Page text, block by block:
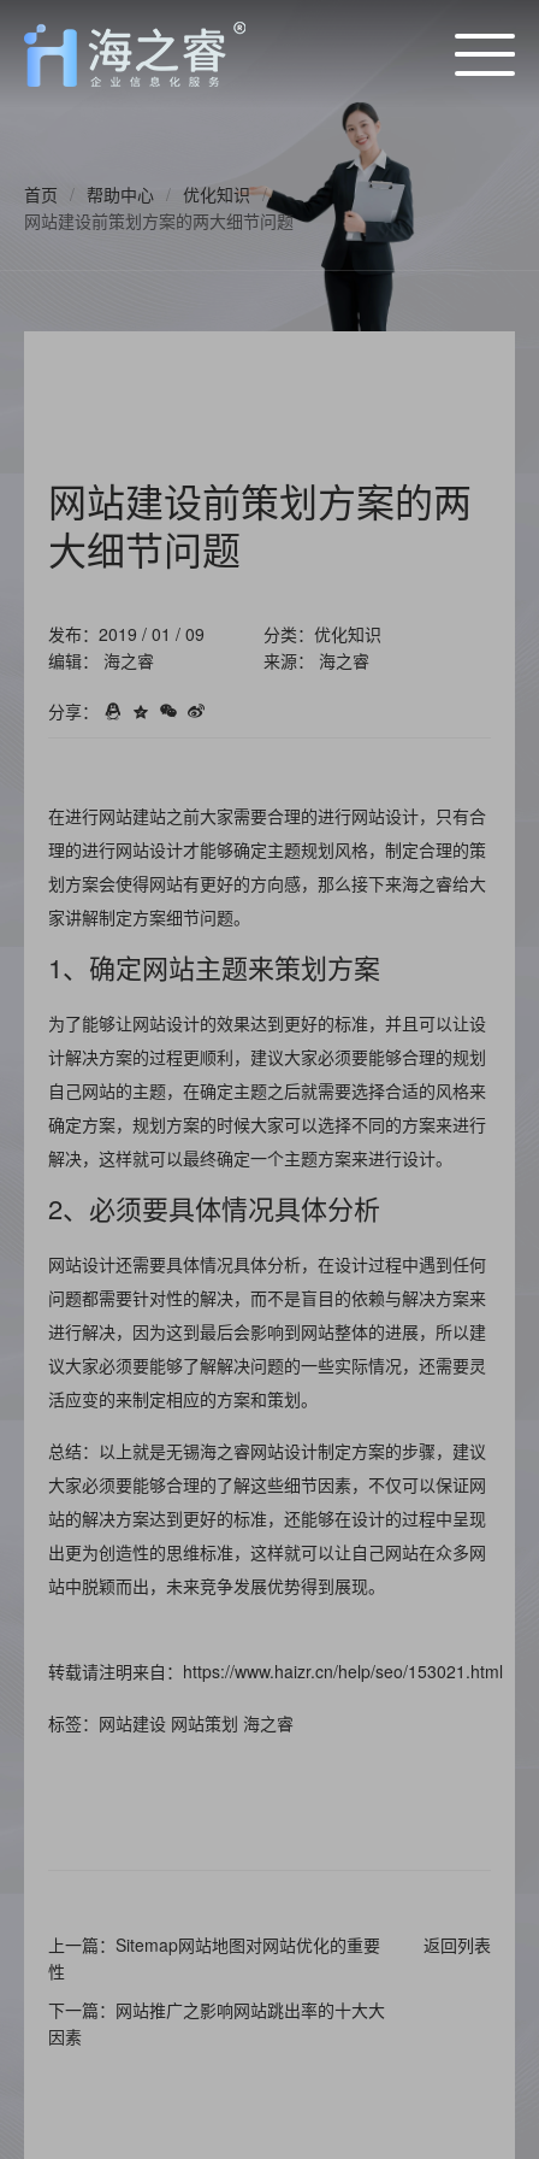
首页 / 帮助中心 / 优化知识 /
网站建设前策划方案的两大细节问题
网站建设前策划方案的两
大细节问题
发布：2019 / 01 / 09
分类：优化知识
编辑： 海之睿
来源： 海之睿
分享：
在进行网站建站之前大家需要合理的进行网站设计，只有合
理的进行网站设计才能够确定主题规划风格，制定合理的策
划方案会使得网站有更好的方向感，那么接下来海之睿给大
家讲解制定方案细节问题。
1、确定网站主题来策划方案
为了能够让网站设计的效果达到更好的标准，并且可以让设
计解决方案的过程更顺利，建议大家必须要能够合理的规划
自己网站的主题，在确定主题之后就需要选择合适的风格来
确定方案，规划方案的时候大家可以选择不同的方案来进行
解决，这样就可以最终确定一个主题方案来进行设计。
2、必须要具体情况具体分析
网站设计还需要具体情况具体分析，在设计过程中遇到任何
问题都需要针对性的解决，而不是盲目的依赖与解决方案来
进行解决，因为这到最后会影响到网站整体的进展，所以建
议大家必须要能够了解解决问题的一些实际情况，还需要灵
活应变的来制定相应的方案和策划。
总结：以上就是无锡海之睿网站设计制定方案的步骤，建议
大家必须要能够合理的了解这些细节因素，不仅可以保证网
站的解决方案达到更好的标准，还能够在设计的过程中呈现
出更为创造性的思维标准，这样就可以让自己网站在众多网
站中脱颖而出，未来竞争发展优势得到展现。
转载请注明来自：https://www.haizr.cn/help/seo/153021.html
标签：网站建设 网站策划 海之睿
上一篇：Sitemap网站地图对网站优化的重要
性
返回列表
下一篇：网站推广之影响网站跳出率的十大大
因素